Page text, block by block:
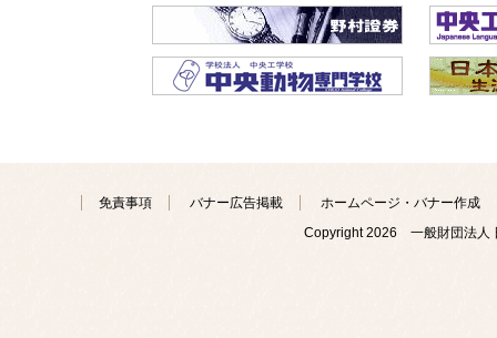
免責事項 バナー広告掲載
ホームページ・バナー作成
Copyright2026 一般財団法人